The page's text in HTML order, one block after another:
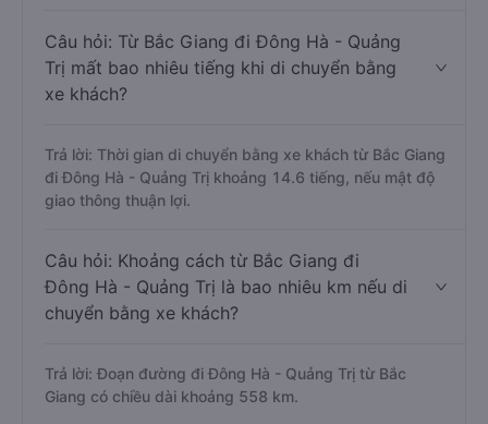
Câu hỏi: Từ Bắc Giang đi Đông Hà - Quảng
Trị mất bao nhiêu tiếng khi di chuyển bằng
xe khách?
Trả lời: Thời gian di chuyển bằng xe khách từ Bắc Giang
đi Đông Hà - Quảng Trị khoảng 14.6 tiếng, nếu mật độ
giao thông thuận lợi.
Câu hỏi: Khoảng cách từ Bắc Giang đi
Đông Hà - Quảng Trị là bao nhiêu km nếu di
chuyển bằng xe khách?
Trả lời: Đoạn đường đi Đông Hà - Quảng Trị từ Bắc
Giang có chiều dài khoảng 558 km.